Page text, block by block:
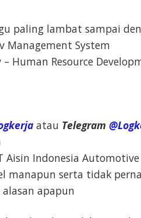
paling lambat sampai
Management System
Human Resource
atau Telegram
Aisin Indonesia
manapun serta tidak
apapun